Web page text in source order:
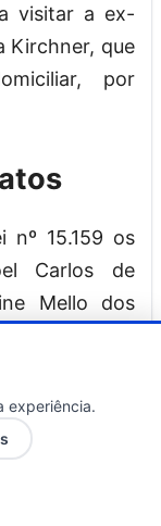
visitar a ex-
Kirchner, que
por
nº 15.159 os
Carlos de
Mello dos
crimes de
tatos;
integridade
experiência.